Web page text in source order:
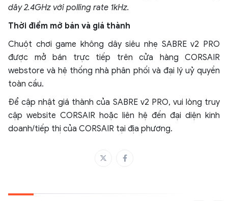
dây 2.4GHz với polling rate 1kHz.
Thời điểm mở bán và giá thành
Chuột chơi game không dây siêu nhẹ SABRE v2 PRO
được mở bán trực tiếp trên cửa hàng CORSAIR
webstore và hệ thống nhà phân phối và đại lý uỷ quyền
toàn cầu.
Để cập nhật giá thành của SABRE v2 PRO, vui lòng truy
cập website CORSAIR hoặc liên hệ đến đại diện kinh
doanh/tiếp thị của CORSAIR tại địa phương.